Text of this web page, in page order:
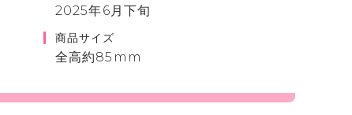
2025年6月下旬
商品サイズ
全高約85mm